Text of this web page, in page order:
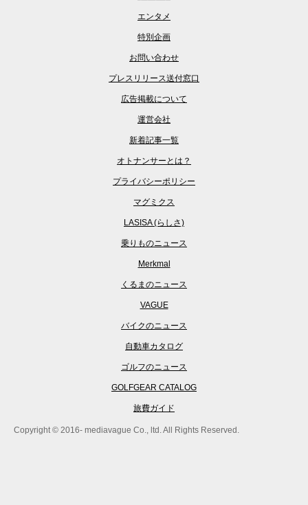
エンタメ
特別企画
お問い合わせ
プレスリリース送付窓口
広告掲載について
運営会社
新着記事一覧
オトナンサーとは？
プライバシーポリシー
マグミクス
LASISA (らしさ)
乗りものニュース
Merkmal
くるまのニュース
VAGUE
バイクのニュース
自動車カタログ
ゴルフのニュース
GOLFGEAR CATALOG
旅費ガイド
Copyright © 2016- mediavague Co., ltd. All Rights Reserved.